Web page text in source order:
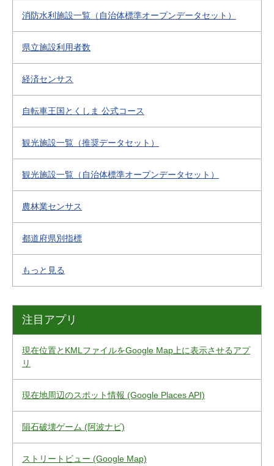
消防水利施設一覧（自治体標準オープンデータセット）
県立施設利用者数
経済センサス
自転車王国とくしま 公式コース
観光施設一覧（推奨データセット）
観光施設一覧（自治体標準オープンデータセット）
農林業センサス
都道府県別指標
もっと見る
注目アプリ
現在位置とKMLファイルをGoogle Map上に表示させるアプ
リ
現在地周辺のスポット情報 (Google Places API)
隕石破壊ゲーム (阿波ナビ)
ストリートビュー (Google Map)